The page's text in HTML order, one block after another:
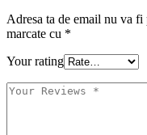
Adresa ta de email nu va fi
marcate cu *
Your rating